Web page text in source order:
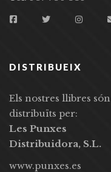
DISTRIBUEIX
Els nostres llibres són
distribuïts per:
Les Punxes
Distribuidora, S.L.
www.punxes.es